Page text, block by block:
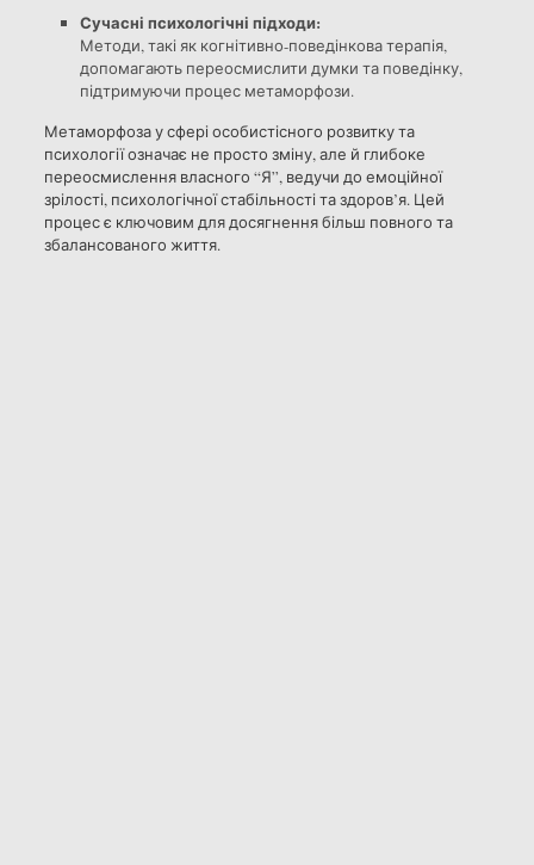
Сучасні психологічні підходи:
Методи, такі як когнітивно-поведінкова терапія,
допомагають переосмислити думки та поведінку,
підтримуючи процес метаморфози.
Метаморфоза у сфері особистісного розвитку та
психології означає не просто зміну, але й глибоке
переосмислення власного “Я”, ведучи до емоційної
зрілості, психологічної стабільності та здоров’я. Цей
процес є ключовим для досягнення більш повного та
збалансованого життя.